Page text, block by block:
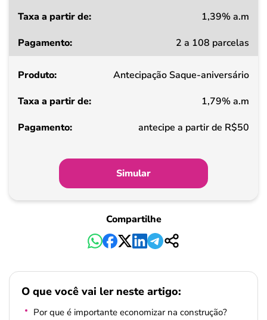
a
de
Pagamento
1,39% a.m
2 a 108 parcelas
Antecipação Saque-aniversário
1,79% a.m
antecipe a partir de R$50
Simular
Compartilhe
O que você vai ler neste artigo:
Por que é importante economizar na construção?